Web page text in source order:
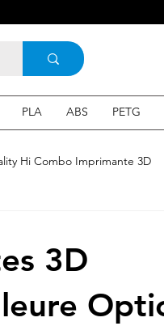
PLA ABS PETG
Hi Combo Imprimante 3D
Acheter une machine 3D
3D